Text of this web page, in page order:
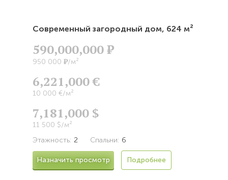
Современный загородный дом, 624 м²
590,000,000Р
950 000 Р/м²
6,221,000 €
10 000 €/м²
7,181,000 $
11 500 $/м²
Этажность: 2 Спальни: 6
Назначить просмотр Подробнее